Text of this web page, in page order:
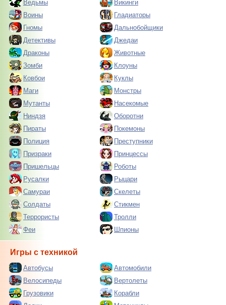
Ведьмы
Викинги
Воины
Гладиаторы
Гномы
Дальнобойщики
Детективы
Джедаи
Драконы
Животные
Зомби
Клоуны
Ковбои
Куклы
Маги
Монстры
Мутанты
Насекомые
Ниндзя
Оборотни
Пираты
Покемоны
Полиция
Преступники
Призраки
Принцессы
Пришельцы
Роботы
Русалки
Рыцари
Самураи
Скелеты
Солдаты
Стикмен
Террористы
Тролли
Феи
Шпионы
Игры с техникой
Автобусы
Автомобили
Велосипеды
Вертолеты
Грузовики
Корабли